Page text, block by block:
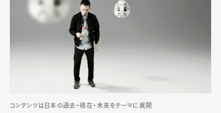
コンテンツは日本の過去・現在・未来をテーマに展開